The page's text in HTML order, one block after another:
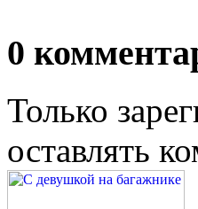
0
Только
оставлять